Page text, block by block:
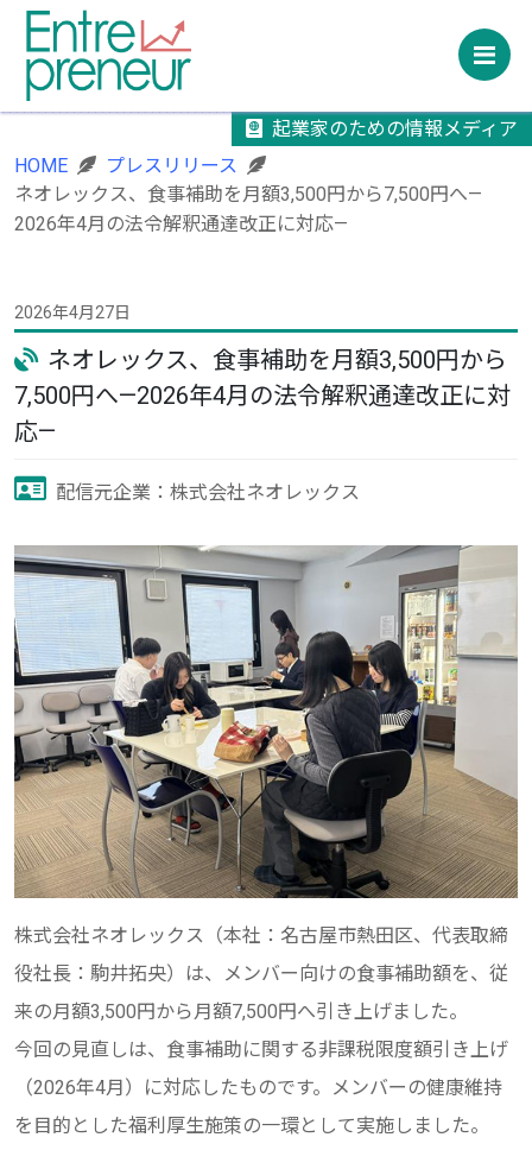
起業家のための情報メディア
HOME
プレスリリース
ネオレックス、食事補助を月額3,500円から7,500円へ—
2026年4月の法令解釈通達改正に対応—
2026年4月27日
ネオレックス、食事補助を月額3,500円から
7,500円へ—2026年4月の法令解釈通達改正に対
応—
配信元企業：株式会社ネオレックス
株式会社ネオレックス（本社：名古屋市熱田区、代表取締
役社長：駒井拓央）は、メンバー向けの食事補助額を、従
来の月額3,500円から月額7,500円へ引き上げました。
今回の見直しは、食事補助に関する非課税限度額引き上げ
（2026年4月）に対応したものです。メンバーの健康維持
を目的とした福利厚生施策の一環として実施しました。